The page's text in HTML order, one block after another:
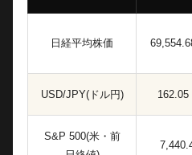
日経平均株価
USD/JPY(ドル円) 162.05
S&P 500(米・前